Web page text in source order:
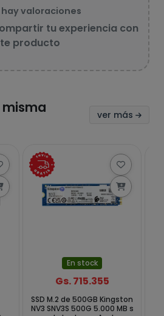
hay valoraciones
tu experiencia con
producto
ver más
En stock
Gs. 715.355
SSD M.2 de 500GB Kingston
NV3 SNV3S 500G 5.000 MB s